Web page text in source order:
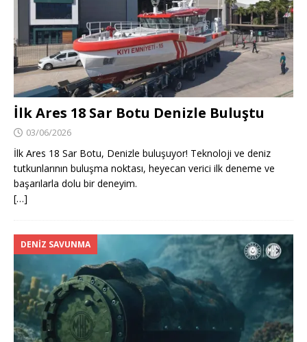
İlk Ares 18 Sar Botu Denizle Buluştu
03/06/2026
İlk Ares 18 Sar Botu, Denizle buluşuyor! Teknoloji ve deniz
tutkunlarının buluşma noktası, heyecan verici ilk deneme ve
başarılarla dolu bir deneyim.
[…]
DENIZ SAVUNMA